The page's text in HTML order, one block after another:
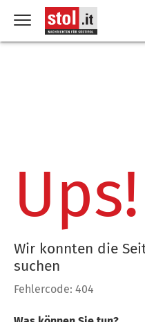
Ups!
Wir konnten die
suchen
Fehlercode: 404